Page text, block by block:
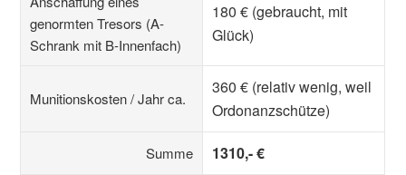
genormten Tresors (A-
Schrank mit B-Innenfach)
180 € (gebraucht, mit
Glück)
Munitionskosten / Jahr ca.
360 € (relativ wenig, weil
Ordonanzschütze)
Summe 1310,- €